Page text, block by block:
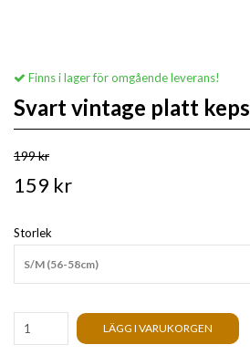
Finns i lager för omgående leverans!
Svart vintage platt keps
199 kr
159 kr
Storlek
S/M (56-58cm)
LÄGG I VARUKORGEN